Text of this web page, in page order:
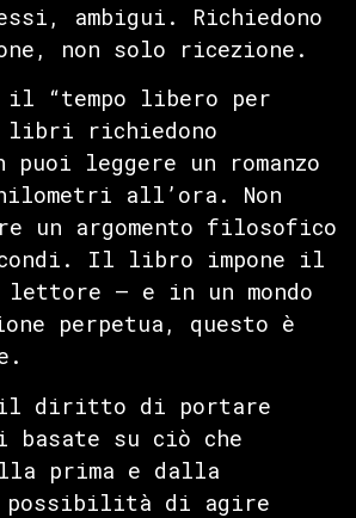
ambigui. Richiedono
non solo ricezione.
il “tempo libero per
richiedono
puoi leggere un romanzo
all’ora. Non
un argomento filosofico
Il libro impone il
lettore — e in un mondo
perpetua, questo è
diritto di portare
basate su ciò che
prima e dalla
possibilità di agire